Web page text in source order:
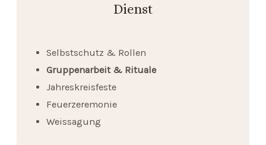
Dienst
Selbstschutz & Rollen
Gruppenarbeit & Rituale
Jahreskreisfeste
Feuerzeremonie
Weissagung